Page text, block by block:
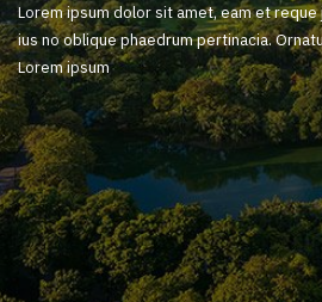
Lorem ipsum dolor sit amet, eam et
ius no oblique phaedrum pertinacia.
Lorem ipsum